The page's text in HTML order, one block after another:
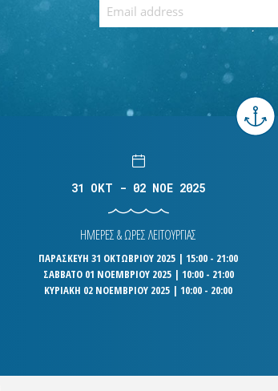
31 OKT - 02 NOE 2025
ΗΜΕΡΕΣ & ΩΡΕΣ ΛΕΙΤΟΥΡΓΙΑΣ
ΠΑΡΑΣΚΕΥΗ 31 ΟΚΤΩΒΡΙΟΥ 2025 | 15:00 - 21:00
ΣΑΒΒΑΤΟ 01 ΝΟΕΜΒΡΙΟΥ 2025 | 10:00 - 21:00
ΚΥΡΙΑΚΗ 02 ΝΟΕΜΒΡΙΟΥ 2025 | 10:00 - 20:00